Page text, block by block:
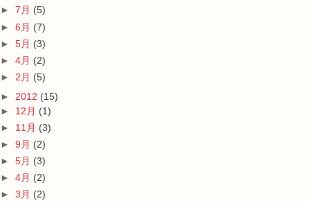
► 7月 (5)
► 6月 (7)
► 5月 (3)
► 4月 (2)
► 2月 (5)
► 2012 (15)
► 12月 (1)
► 11月 (3)
► 9月 (2)
► 5月 (3)
► 4月 (2)
► 3月 (2)